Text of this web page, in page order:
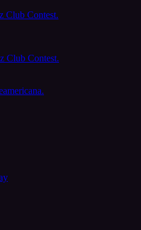
Club Contest.
Club Contest.